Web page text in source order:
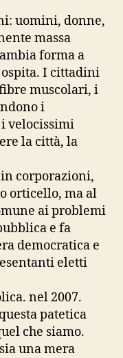
uomini, donne,
massa
forma a
I cittadini
muscolari, i
i
velocissimi
la città, la
corporazioni,
orticello, ma al
ai problemi
e fa
democratica e
eletti
nel 2007.
patetica
che siamo.
una mera